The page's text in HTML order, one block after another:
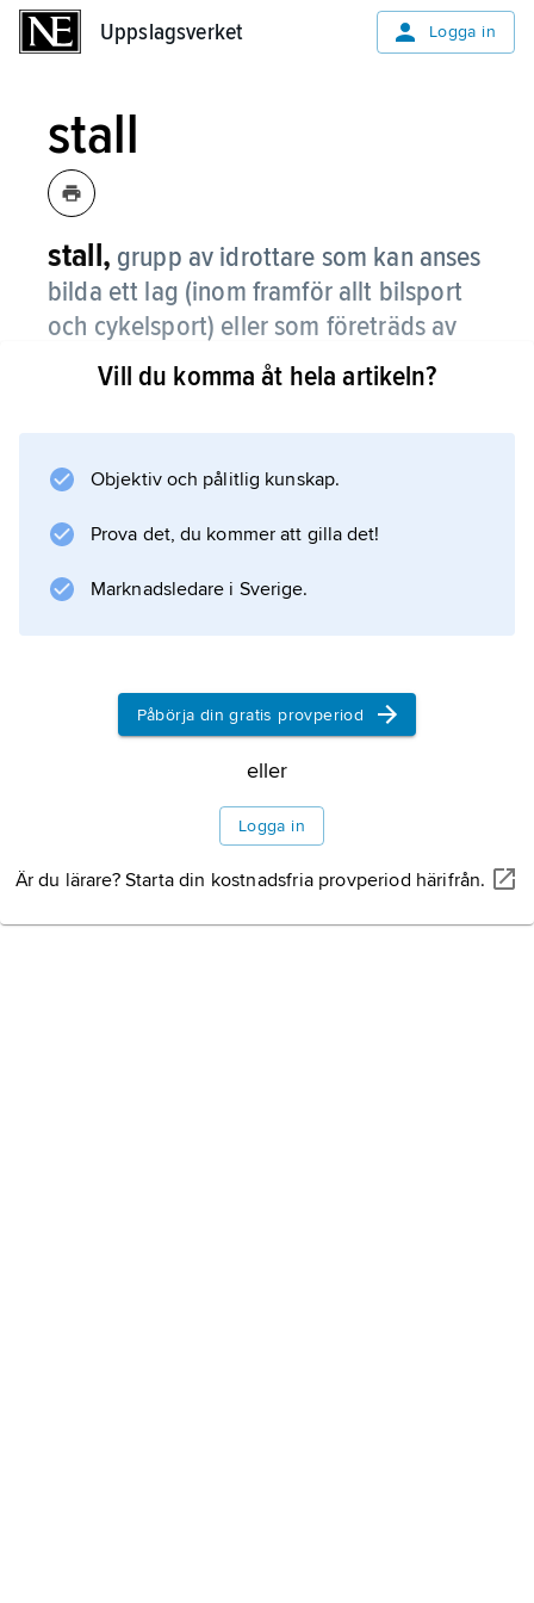
Uppslagsverket Logga in
stall
stall, grupp av idrottare som kan anses
bilda ett lag (inom framför allt bilsport
och cykelsport) eller som företräds av
samma manager (inom t.ex. boxning).
Vill du komma åt hela artikeln?
Objektiv och pålitlig kunskap.
Prova det, du kommer att gilla det!
Marknadsledare i Sverige.
Påbörja din gratis provperiod
eller
Logga in
Är du lärare? Starta din kostnadsfria provperiod härifrån.